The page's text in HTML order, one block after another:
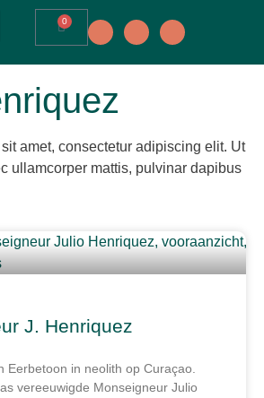
0
amet, consectetur adipiscing elit. Ut
ullamcorper mattis, pulvinar dapibus
J. Henriquez
Eerbetoon in neolith op Curaçao.
vereeuwigde Monseigneur Julio